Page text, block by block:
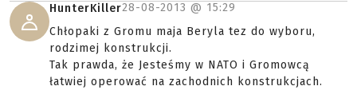
HunterKiller28-08-2013 @ 15:29
Chłopaki z Gromu maja Beryla tez do wyboru,
rodzimej konstrukcji.
Tak prawda, że Jesteśmy w NATO i Gromowcą
łatwiej operować na zachodnich konstrukcjach.